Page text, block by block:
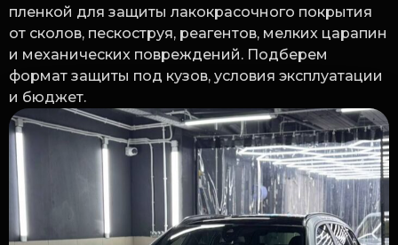
пленкой для защиты лакокрасочного покрытия
от сколов, пескоструя, реагентов, мелких царапин
и механических повреждений. Подберем
формат защиты под кузов, условия эксплуатации
и бюджет.